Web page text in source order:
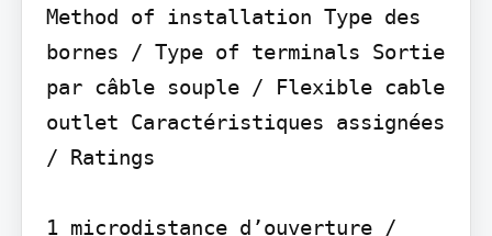
Method of installation Type des
bornes / Type of terminals Sortie
par câble souple / Flexible cable
outlet Caractéristiques assignées
/ Ratings
1 microdistance d’ouverture /